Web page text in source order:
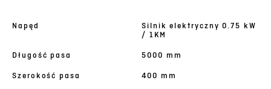
Napęd
Silnik elektryczny 0.75 kW
/ 1KM
Długość pasa
5000 mm
Szerokość pasa
400 mm